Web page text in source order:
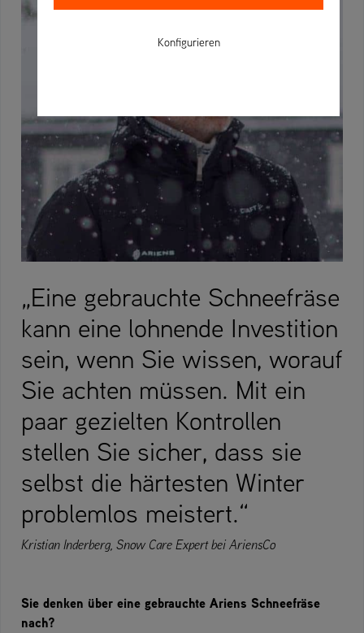
„Eine gebrauchte Schneefräse
kann eine lohnende Investition
sein, wenn Sie wissen, worauf
Sie achten müssen. Mit ein
paar gezielten Kontrollen
stellen Sie sicher, dass sie
selbst die härtesten Winter
problemlos meistert.“
Kristian Inderberg, Snow Care Expert bei AriensCo
Sie denken über eine gebrauchte Ariens Schneefräse
nach?
Konfigurieren